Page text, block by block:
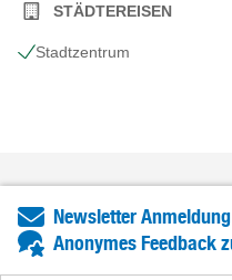
STÄDTEREISEN
Stadtzentrum
Newsletter Anmeldung
Anonymes Feedback